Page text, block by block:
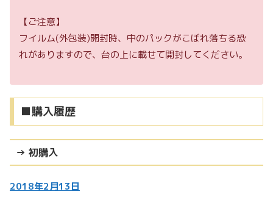
【ご注意】
フイルム(外包装)開封時、中のパックがこぼれ落ちる恐
れがありますので、台の上に載せて開封してください。
■購入履歴
→ 初購入
2018年2月13日